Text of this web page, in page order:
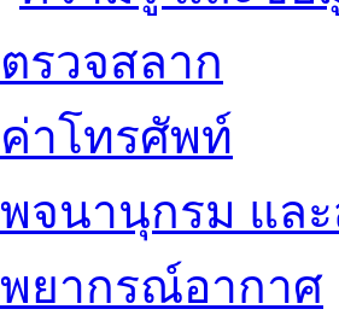
ตรวจสลาก
ค่าโทรศัพท์
พจนานุกรม แล
พยากรณ์อากาศ